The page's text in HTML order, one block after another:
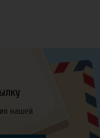
нашей